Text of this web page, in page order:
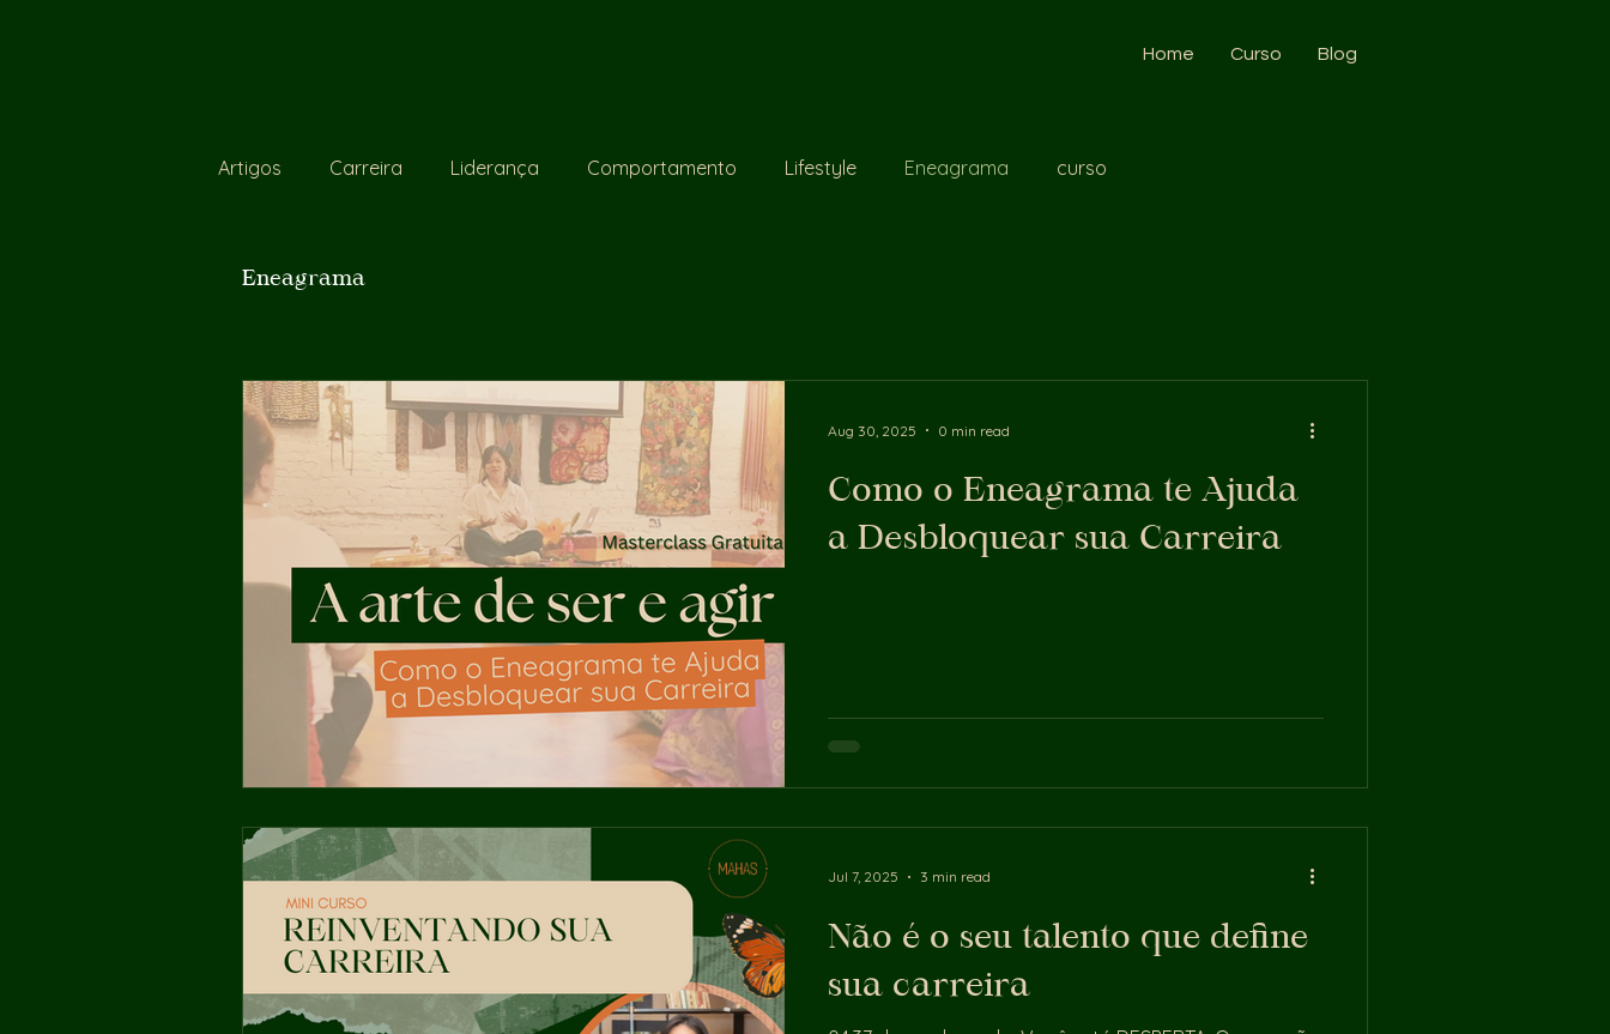
Home Curso Blog
Artigos Carreira Liderança Comportamento Lifestyle Eneagrama curso
Eneagrama
Como o Eneagrama te Ajuda
a Desbloquear sua Carreira
Aug 30, 2025 0 min read
Não é o seu talento que define
sua carreira
Jul 7, 2025 3 min read